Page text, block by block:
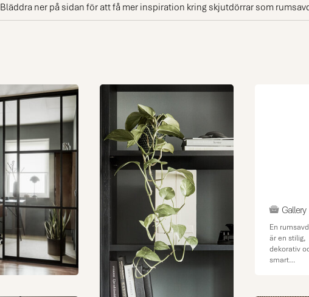
Bläddra ner på sidan för att få mer inspiration kring skjutdörrar som
Gallery
En
är en stilig,
dekorativ
smart